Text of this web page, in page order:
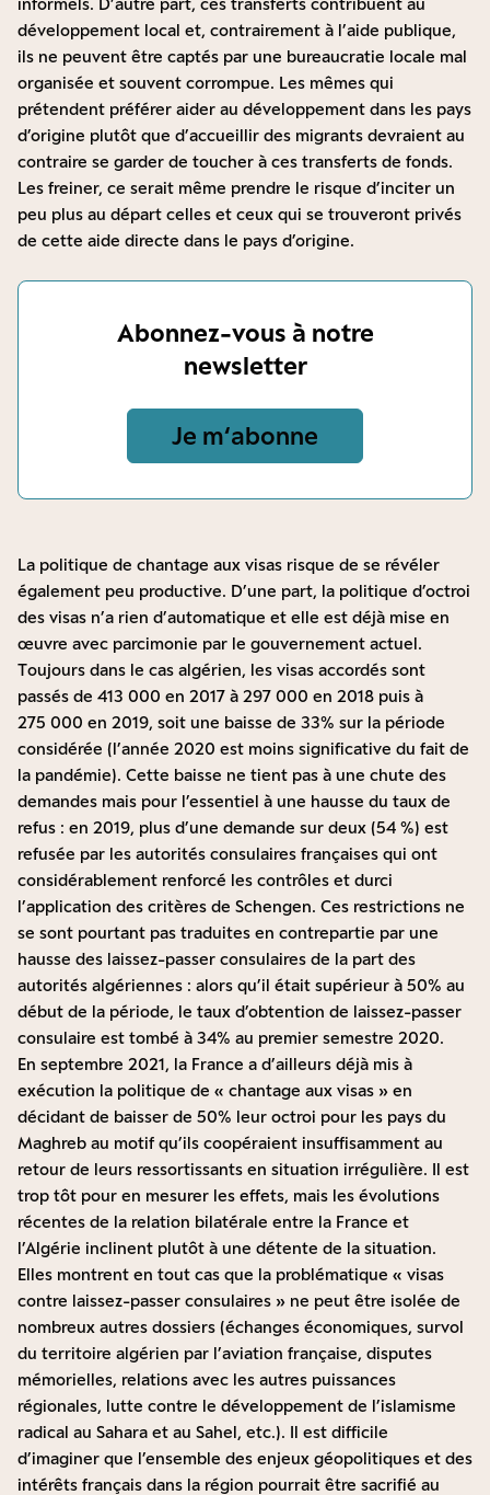
informels. D’autre part, ces transferts contribuent au
développement local et, contrairement à l’aide publique,
ils ne peuvent être captés par une bureaucratie locale mal
organisée et souvent corrompue. Les mêmes qui
prétendent préférer aider au développement dans les pays
d’origine plutôt que d’accueillir des migrants devraient au
contraire se garder de toucher à ces transferts de fonds.
Les freiner, ce serait même prendre le risque d’inciter un
peu plus au départ celles et ceux qui se trouveront privés
de cette aide directe dans le pays d’origine.
Abonnez-vous à notre
newsletter
Je m‘abonne
La politique de chantage aux visas risque de se révéler
également peu productive. D’une part, la politique d’octroi
des visas n’a rien d’automatique et elle est déjà mise en
œuvre avec parcimonie par le gouvernement actuel.
Toujours dans le cas algérien, les visas accordés sont
passés de 413 000 en 2017 à 297 000 en 2018 puis à
275 000 en 2019, soit une baisse de 33% sur la période
considérée (l’année 2020 est moins significative du fait de
la pandémie). Cette baisse ne tient pas à une chute des
demandes mais pour l’essentiel à une hausse du taux de
refus : en 2019, plus d’une demande sur deux (54 %) est
refusée par les autorités consulaires françaises qui ont
considérablement renforcé les contrôles et durci
l’application des critères de Schengen. Ces restrictions ne
se sont pourtant pas traduites en contrepartie par une
hausse des laissez-passer consulaires de la part des
autorités algériennes : alors qu’il était supérieur à 50% au
début de la période, le taux d’obtention de laissez-passer
consulaire est tombé à 34% au premier semestre 2020.
En septembre 2021, la France a d’ailleurs déjà mis à
exécution la politique de « chantage aux visas » en
décidant de baisser de 50% leur octroi pour les pays du
Maghreb au motif qu’ils coopéraient insuffisamment au
retour de leurs ressortissants en situation irrégulière. Il est
trop tôt pour en mesurer les effets, mais les évolutions
récentes de la relation bilatérale entre la France et
l’Algérie inclinent plutôt à une détente de la situation.
Elles montrent en tout cas que la problématique « visas
contre laissez-passer consulaires » ne peut être isolée de
nombreux autres dossiers (échanges économiques, survol
du territoire algérien par l’aviation française, disputes
mémorielles, relations avec les autres puissances
régionales, lutte contre le développement de l’islamisme
radical au Sahara et au Sahel, etc.). Il est difficile
d’imaginer que l’ensemble des enjeux géopolitiques et des
intérêts français dans la région pourrait être sacrifié au